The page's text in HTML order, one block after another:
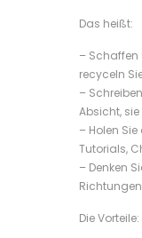
Das heißt:
– Schaffen
recyceln
–
Absicht,
– Holen
Tutorials,
– Denken
Die Vorteile: